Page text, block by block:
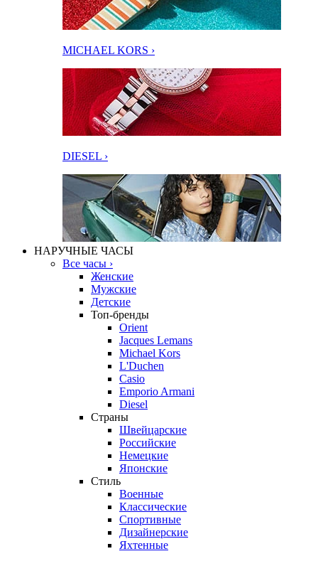
MICHAEL KORS ›
DIESEL ›
НАРУЧНЫЕ ЧАСЫ
Все часы ›
Женские
Мужские
Детские
Топ-бренды
Orient
Jacques Lemans
Michael Kors
L'Duchen
Casio
Emporio Armani
Diesel
Страны
Швейцарские
Российские
Немецкие
Японские
Стиль
Военные
Классические
Спортивные
Дизайнерские
Яхтенные